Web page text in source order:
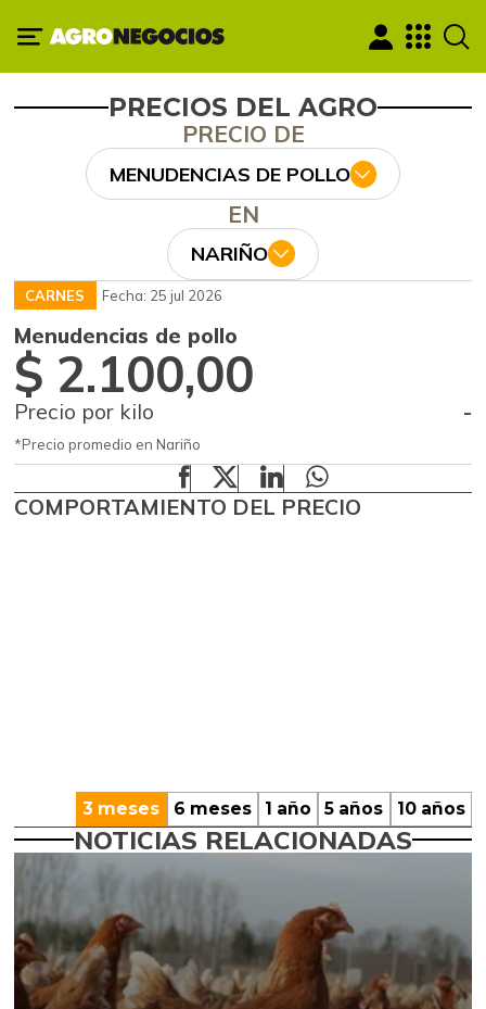
PRECIOS DEL AGRO
PRECIO DE
MENUDENCIAS DE POLLO
EN
NARIÑO
CARNES Fecha: 25 jul 2026
Menudencias de pollo
$ 2.100,00
Precio por kilo -
*Precio promedio en Nariño
COMPORTAMIENTO DEL PRECIO
3 meses 6 meses 1 año 5 años 10 años
NOTICIAS RELACIONADAS